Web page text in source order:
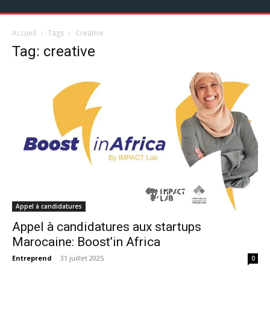
Accueil Tags Creative
Tag: creative
Appel à candidatures
Appel à candidatures aux startups
Marocaine: Boost’in Africa
Entreprend - 31 juillet 2025 0